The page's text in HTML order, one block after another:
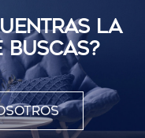
LA
BUSCAS?